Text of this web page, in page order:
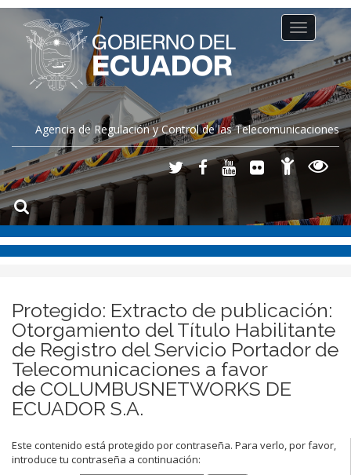
Agencia de Regulación y Control de las Telecomunicaciones
Toggle
navigation
Protegido: Extracto de publicación:
Otorgamiento del Título Habilitante
de Registro del Servicio Portador de
Telecomunicaciones a favor
de COLUMBUSNETWORKS DE
ECUADOR S.A.
Este contenido está protegido por contraseña. Para verlo, por favor,
introduce tu contraseña a continuación: